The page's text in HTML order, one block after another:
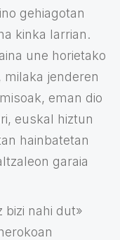
gehiagotan
kinka larrian.
une horietako
jenderen
eman dio
euskal hiztun
hainbatetan
garaia
bizi nahi dut»